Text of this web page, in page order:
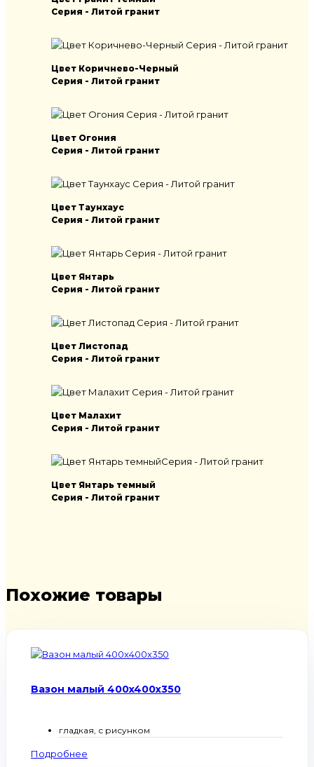
Серия - Литой гранит
Цвет Коричнево-Черный
Серия - Литой гранит
Цвет Огония
Серия - Литой гранит
Цвет Таунхаус
Серия - Литой гранит
Цвет Янтарь
Серия - Литой гранит
Цвет Листопад
Серия - Литой гранит
Цвет Малахит
Серия - Литой гранит
Цвет Янтарь темный
Серия - Литой гранит
Похожие товары
Вазон малый 400x400x350
гладкая, с рисунком
Подробнее